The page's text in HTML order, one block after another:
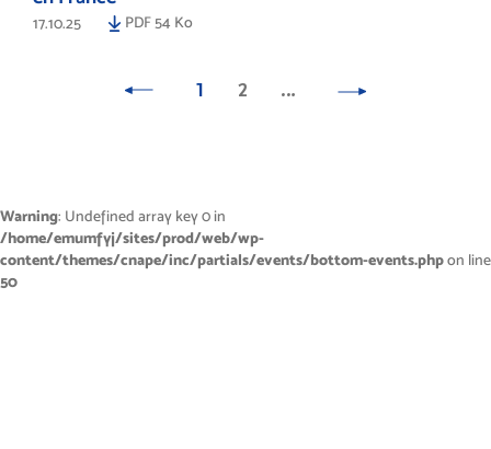
17.10.25 PDF 54 Ko
1 2 …
Warning: Undefined array key 0 in
/home/emumfyj/sites/prod/web/wp-
content/themes/cnape/inc/partials/events/bottom-events.phpon line
50